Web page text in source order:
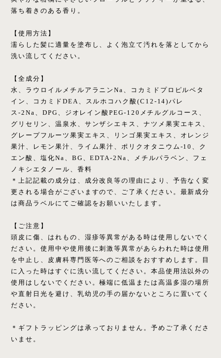
落ち着きのある香り。
【使用方法】
濡らした髪に適量を塗布し、よく泡立て汚れを落としてから
洗い流してください。
【全成分】
水、ラウロイルメチルアラニンNa、コカミドプロピルベタ
イン、コカミドDEA、スルホコハク酸(C12-14)パレ
ス-2Na、DPG、ジオレイン酸PEG-120メチルグルコース、
グリセリン、温泉水、サンザシエキス、ナツメ果実エキス、
グレープフルーツ果実エキス、リンゴ果実エキス、オレンジ
果汁、レモン果汁、ライム果汁、ポリクオタニウム-10、ク
エン酸、塩化Na、BG、EDTA-2Na、メチルパラベン、フェ
ノキシエタノール、香料
＊上記記載の成分は、成分改良等の理由により、予告なく変
更される場合がございますので、ご了承ください。最新成分
は商品ラベルにてご確認をお願いいたします。
【ご注意】
頭皮に傷、はれもの、湿疹等異常がある時は使用しないでく
ださい。使用中や使用後に刺激等異常があらわれた時は使用
を中止し、皮膚科専門医等へのご相談をおすすめします。目
に入った時はすぐに洗い流してください。本品使用法以外の
使用はしないでください。極端に低温または高温多湿の場所
や直射日光を避け、乳幼児の手の届かないところに置いてく
ださい。
＊ギフトラッピングは承っておりません。予めご了承くださ
いませ。